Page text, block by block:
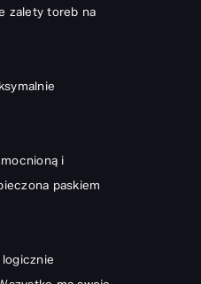
zalety toreb na
i
paskiem